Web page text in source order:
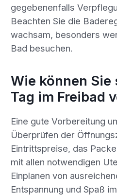
gegebenenfalls
Beachten Sie die
wachsam, besonders
Bad besuchen.
Wie können
Tag im Freibad
Eine gute Vorbereitung
Überprüfen der
Eintrittspreise, das
mit allen notwendigen
Einplanen von
Entspannung und Spaß